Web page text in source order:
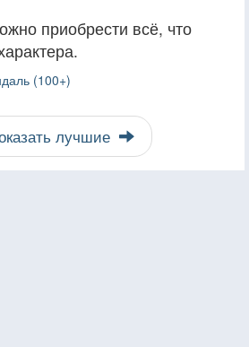
приобрести всё, что
(100+)
лучшие